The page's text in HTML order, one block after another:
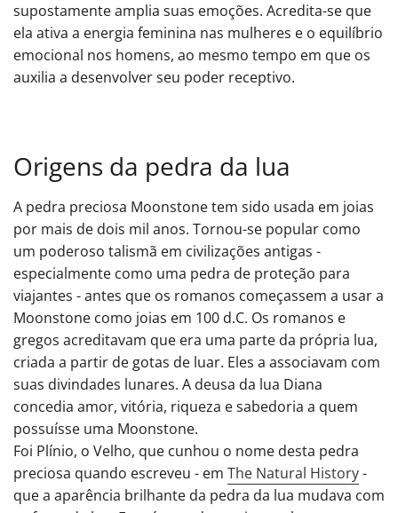
supostamente amplia suas emoções. Acredita-se que
ela ativa a energia feminina nas mulheres e o equilíbrio
emocional nos homens, ao mesmo tempo em que os
auxilia a desenvolver seu poder receptivo.
Origens da pedra da lua
A pedra preciosa Moonstone tem sido usada em joias
por mais de dois mil anos. Tornou-se popular como
um poderoso talismã em civilizações antigas -
especialmente como uma pedra de proteção para
viajantes - antes que os romanos começassem a usar a
Moonstone como joias em 100 d.C. Os romanos e
gregos acreditavam que era uma parte da própria lua,
criada a partir de gotas de luar. Eles a associavam com
suas divindades lunares. A deusa da lua Diana
concedia amor, vitória, riqueza e sabedoria a quem
possuísse uma Moonstone.
Foi Plínio, o Velho, que cunhou o nome desta pedra
preciosa quando escreveu - em The Natural History-
que a aparência brilhante da pedra da lua mudava com